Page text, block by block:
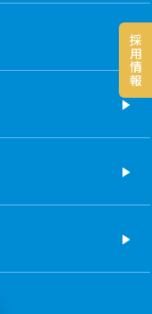
採
用
情
報